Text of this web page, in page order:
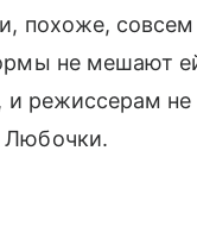
похоже,
не мешают
и режиссерам
Любочки.